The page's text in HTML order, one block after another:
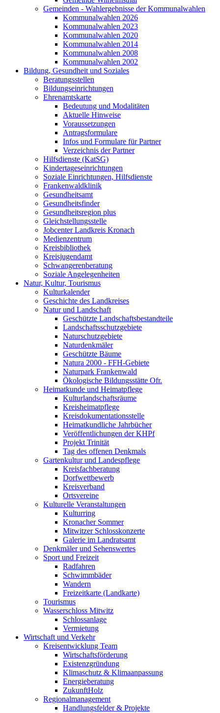
Gemeinden - Wahlergebnisse der Kommunalwahlen
Kommunalwahlen 2026
Kommunalwahlen 2023
Kommunalwahlen 2020
Kommunalwahlen 2014
Kommunalwahlen 2008
Kommunalwahlen 2002
Bildung, Gesundheit und Soziales
Beratungsstellen
Bildungseinrichtungen
Ehrenamtskarte
Bedeutung und Modalitäten
Aktuelle Hinweise
Voraussetzungen
Antragsformulare
Infos und Formulare für Partner
Verzeichnis der Partner
Hilfsdienste (KatSG)
Kindertageseinrichtungen
Soziale Einrichtungen, Hilfsdienste
Frankenwaldklinik
Gesundheitsamt
Gesundheitsfinder
Gesundheitsregion plus
Gleichstellungsstelle
Jobcenter Landkreis Kronach
Medienzentrum
Kreisbibliothek
Kreisjugendamt
Schwangerenberatung
Soziale Angelegenheiten
Natur, Kultur, Tourismus
Kulturkalender
Geschichte des Landkreises
Natur und Landschaft
Geschützte Landschaftsbestandteile
Landschaftsschutzgebiete
Naturschutzgebiete
Naturdenkmäler
Geschützte Bäume
Natura 2000 - FFH-Gebiete
Naturpark Frankenwald
Ökologische Bildungsstätte Ofr.
Heimatkunde und Heimatpflege
Kulturlandschaftsräume
Kreisheimatpflege
Kreisdokumentationsstelle
Heimatkundliche Jahrbücher
Veröffentlichungen der KHPf
Projekt Trinität
Tag des offenen Denkmals
Gartenkultur und Landespflege
Kreisfachberatung
Dorfwettbewerb
Kreisverband
Ortsvereine
Kulturelle Veranstaltungen
Kulturring
Kronacher Sommer
Mitwitzer Schlosskonzerte
Galerie im Landratsamt
Denkmäler und Sehenswertes
Sport und Freizeit
Radfahren
Schwimmbäder
Wandern
Freizeitkarte (Landkarte)
Tourismus
Wasserschloss Mitwitz
Schlossanlage
Vermietung
Wirtschaft und Verkehr
Kreisentwicklung Team
Wirtschaftsförderung
Existenzgründung
Klimaschutz & Klimaanpassung
Energieberatung
ZukunftHolz
Regionalmanagement
Handlungsfelder & Projekte